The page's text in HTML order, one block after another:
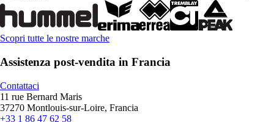
Scopri tutte le nostre marche
Assistenza post-vendita in Francia
Contattaci
11 rue Bernard Maris
37270 Montlouis-sur-Loire, Francia
+33 1 86 47 62 58